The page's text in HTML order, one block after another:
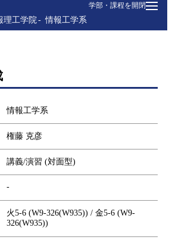
学部・課程を開閉
理工学院 情報工学系
情報工学系
権藤 克彦
講義/演習 (対面型)
-
火5-6 (W9-326(W935)) / 金5-6 (W9-
326(W935))